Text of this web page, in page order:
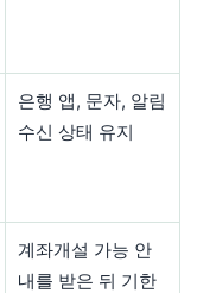
은행 앱, 문자, 알림
수신 상태 유지
계좌개설 가능 안
내를 받은 뒤 기한